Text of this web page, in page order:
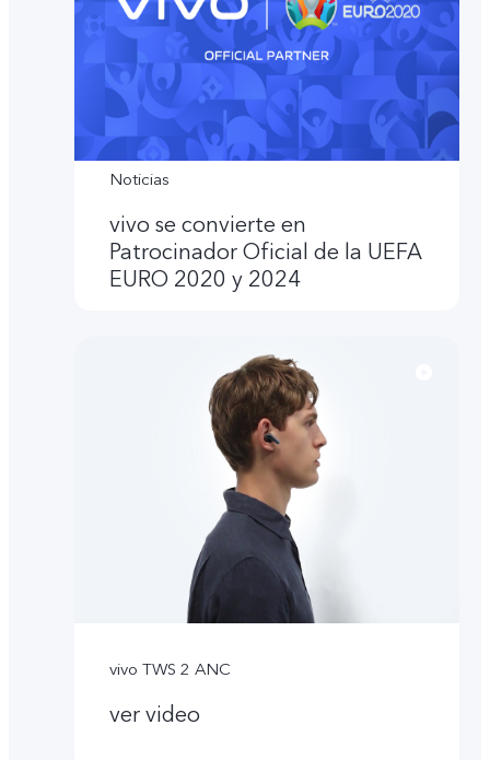
Noticias
vivo se convierte en
Patrocinador Oficial de la UEFA
EURO 2020 y 2024
vivo TWS 2 ANC
ver video